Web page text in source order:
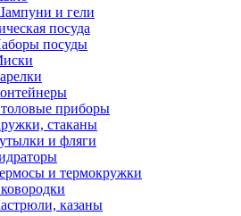
и гели
посуда
посуды
приборы
стаканы
и фляги
и термокружки
казаны